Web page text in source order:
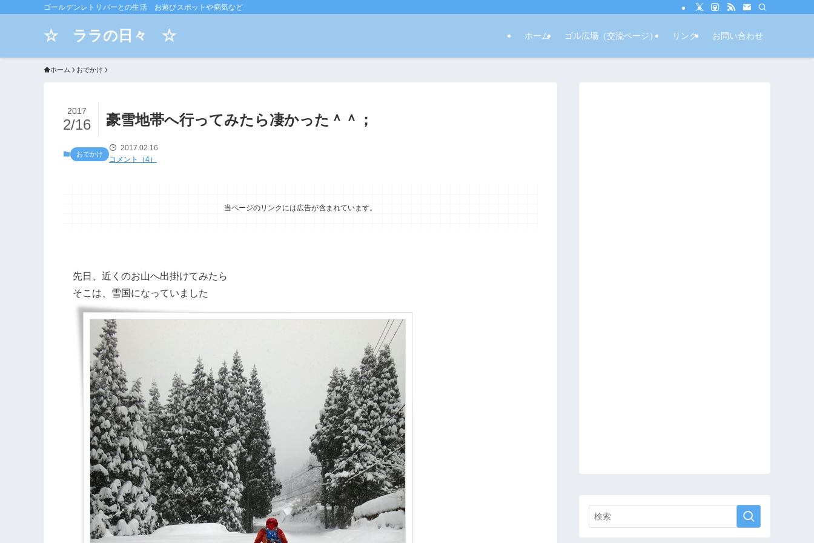
ゴールデンレトリバーとの生活 お遊びスポットや病気など
☆ ララの日々 ☆ ホーム ゴル広場（交流ページ） リンク お問い合わせ
ホーム おでかけ
豪雪地帯へ行ってみたら凄かった＾＾；
2017
2/16
おでかけ
2017.02.16
コメント（4）
当ページのリンクには広告が含まれています。
先日、近くのお山へ出掛けてみたら
そこは、雪国になっていました